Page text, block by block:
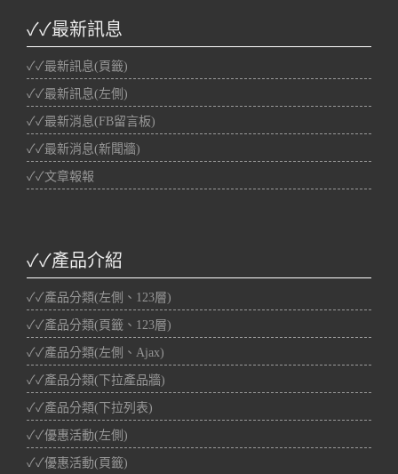
✓✓最新訊息
✓✓最新訊息(頁籤)
✓✓最新訊息(左側)
✓✓最新消息(FB留言板)
✓✓最新消息(新聞牆)
✓✓文章報報
✓✓產品介紹
✓✓產品分類(左側、123層)
✓✓產品分類(頁籤、123層)
✓✓產品分類(左側、Ajax)
✓✓產品分類(下拉產品牆)
✓✓產品分類(下拉列表)
✓✓優惠活動(左側)
✓✓優惠活動(頁籤)